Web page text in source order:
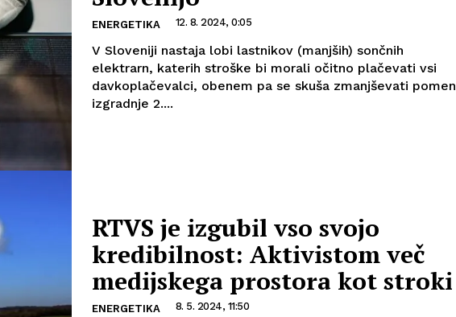
ENERGETIKA 12. 8. 2024, 0:05
V Sloveniji nastaja lobi lastnikov (manjših) sončnih
elektrarn, katerih stroške bi morali očitno plačevati vsi
davkoplačevalci, obenem pa se skuša zmanjševati pomen
izgradnje 2....
RTVS je izgubil vso svojo
kredibilnost: Aktivistom več
medijskega prostora kot stroki
ENERGETIKA 8. 5. 2024, 11:50